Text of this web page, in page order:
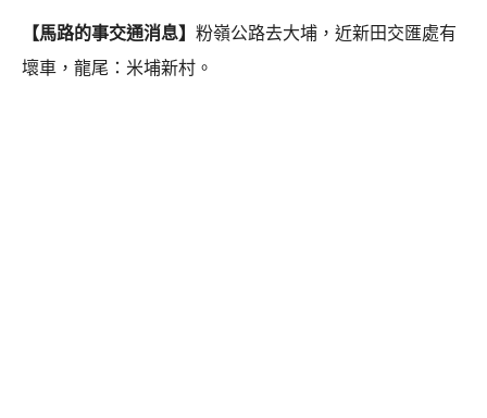
【馬路的事交通消息】 粉嶺公路去大埔，近新田交匯處有
壞車，龍尾：米埔新村。